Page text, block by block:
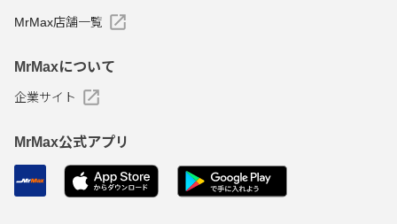
MrMax店舗一覧
MrMaxについて
企業サイト
MrMax公式アプリ